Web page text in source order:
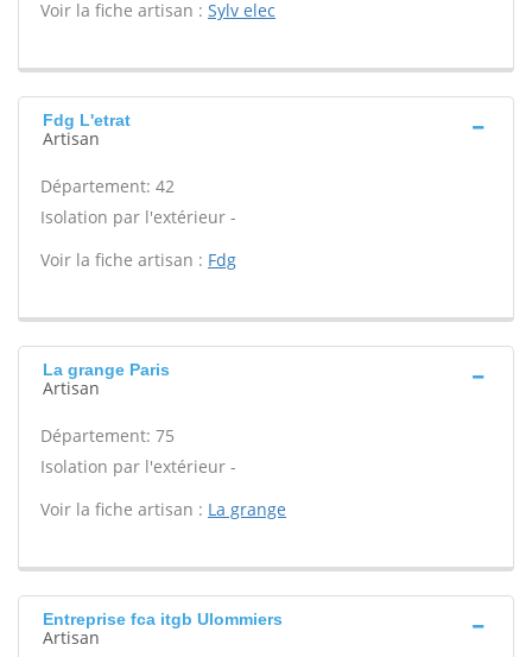
Voir la fiche artisan : Sylv elec
Fdg L'etrat
Artisan
Département: 42
Isolation par l'extérieur -
Voir la fiche artisan : Fdg
La grange Paris
Artisan
Département: 75
Isolation par l'extérieur -
Voir la fiche artisan : La grange
Entreprise fca itgb Ulommiers
Artisan